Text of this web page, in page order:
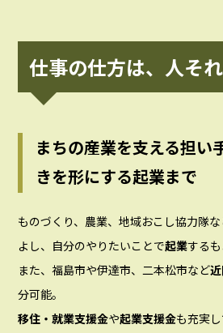
仕事の仕方は、人そ
まちの産業を支える担い
きを形にする起業まで
ものづくり、農業、地域おこし協力隊
よし、自分のやりたいことで起業するも
また、福島市や伊達市、二本松市など
分可能。
移住・就業支援金や起業支援金も充実